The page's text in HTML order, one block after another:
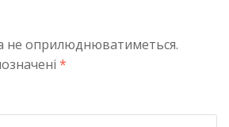
не оприлюднюватиметься.
*